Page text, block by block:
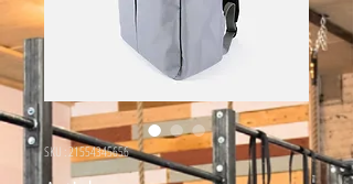
SKU : 21554345656